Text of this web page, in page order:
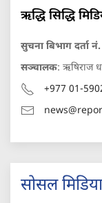
ऋद्धि सिद्धि
सुचना बिभाग दर्ता नं.
सञ्चालक: ऋषिराज
+977 01-
सोसल मिडिया